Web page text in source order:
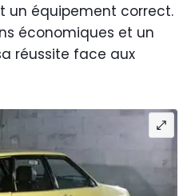
un équipement correct.
économiques et un
réussite face aux